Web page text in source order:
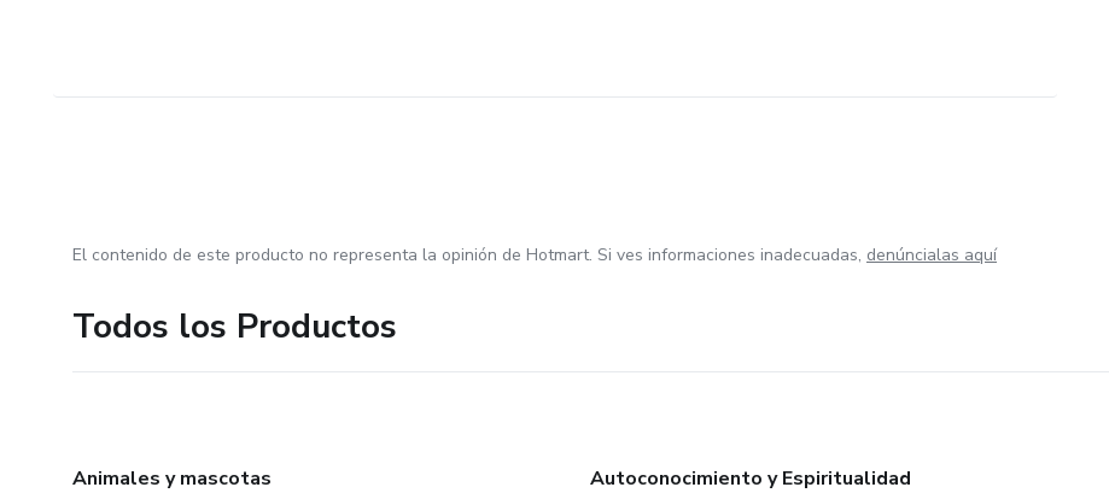
El contenido de este producto no representa la opinión de Hotmart. Si ves informaciones inadecuadas, denúncialas aquí
Todos los Productos
Animales y mascotas
Autoconocimiento y Espiritualidad